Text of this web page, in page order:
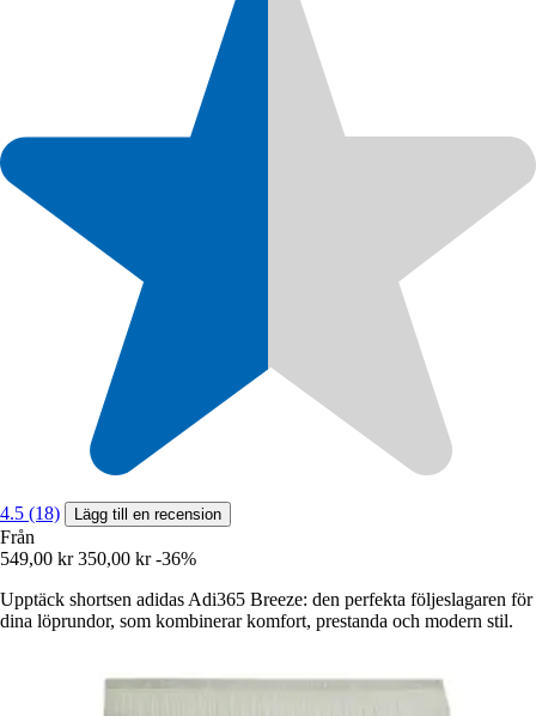
4.5 (18) Lägg till en recension
Från
549,00 kr 350,00 kr -36%
Upptäck shortsen adidas Adi365 Breeze: den perfekta följeslagaren för
dina löprundor, som kombinerar komfort, prestanda och modern stil.